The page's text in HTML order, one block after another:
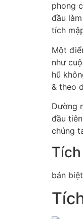
phong
đầu
tích
Một
như
hũ
& theo
Dường
đầu
chúng
bán